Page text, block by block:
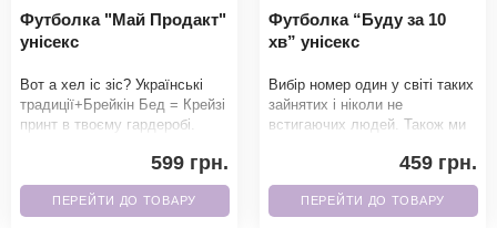
Футболка "Май Продакт"
унісекс
Вот а хел іс зіс? Українські
традиції+Брейкін Бед = Крейзі
принт в твоєму гардеробі.
599 грн.
ПЕРЕЙТИ ДО ТОВАРУ
Футболка “Буду за 10
хв” унісекс
Вибір номер один у світі таких
зайнятих і ніколи не
встигаючих людей. Також ми
459 грн.
ПЕРЕЙТИ ДО ТОВАРУ